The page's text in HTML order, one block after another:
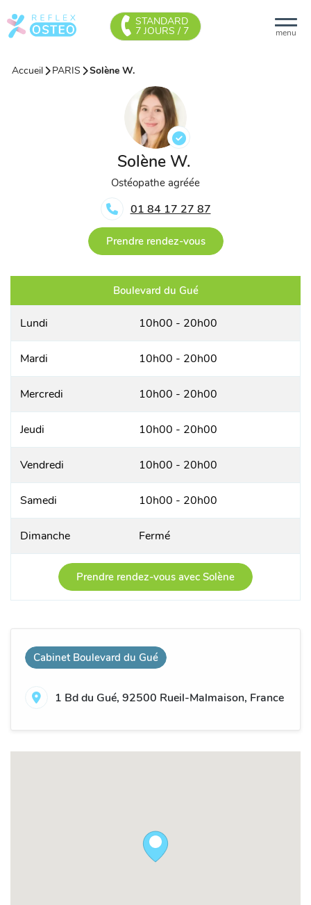
menu
STANDARD
7 JOURS / 7
Accueil PARIS Solène W.
Solène W.
Ostéopathe agréée
01 84 17 27 87
Prendre rendez-vous
Cabinet Boulevard du Gué
1 Bd du Gué, 92500 Rueil-Malmaison, France
Boulevard du Gué
Lundi 10h00 - 20h00
Mardi 10h00 - 20h00
Mercredi 10h00 - 20h00
Jeudi 10h00 - 20h00
Vendredi 10h00 - 20h00
Samedi 10h00 - 20h00
Dimanche Fermé
Prendre rendez-vous avec Solène